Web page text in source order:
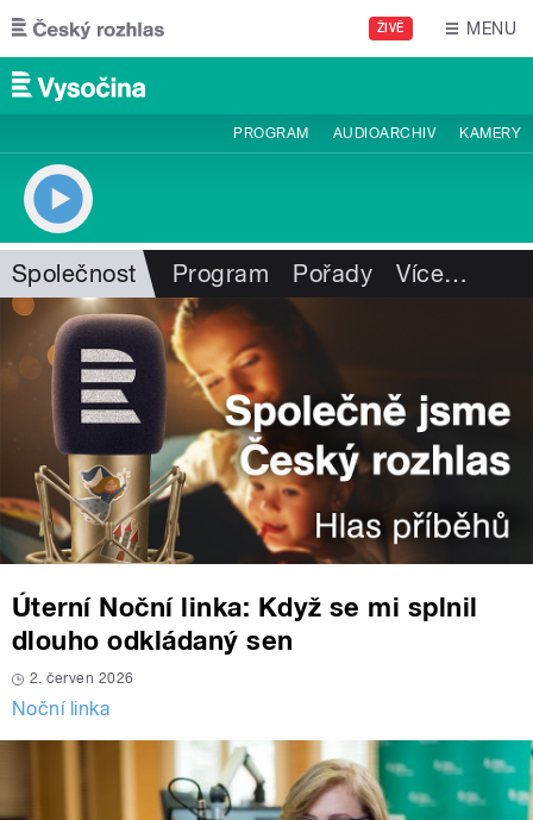
Přejít k hlavnímu obsahu
ŽIVĚ MENU
PROGRAM AUDIOARCHIV KAMERY
Společnost Program Pořady Více…
Úterní Noční linka: Když se mi splnil
dlouho odkládaný sen
2. červen 2026
Noční linka